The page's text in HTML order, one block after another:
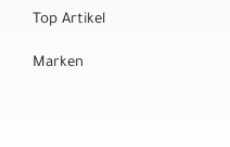
Top Artikel
Marken